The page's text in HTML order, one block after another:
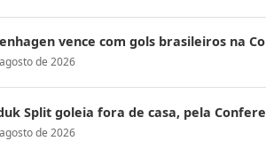
vence com gols brasileiros na
de 2026
Split goleia fora de casa, pela
de 2026